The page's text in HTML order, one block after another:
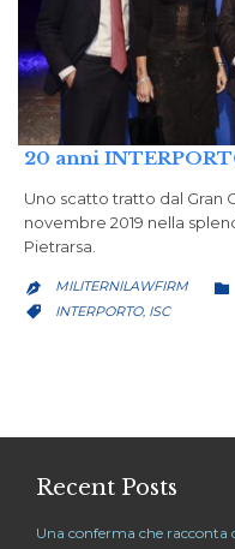
20 anni
Uno scatto tratto dal Gran
novembre 2019 nella
Pietrarsa.
 MILITERNILAWFIRM 
 CATEGORY
INTERPORTO, ISC
Recent Posts
Una conferma che racconta